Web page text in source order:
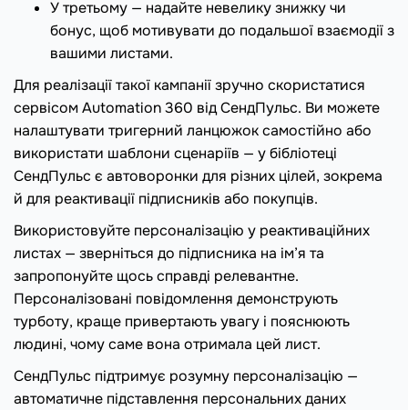
У третьому — надайте невелику знижку чи
бонус, щоб мотивувати до подальшої взаємодії з
вашими листами.
Для реалізації такої кампанії зручно скористатися
сервісом Automation 360 від СендПульс. Ви можете
налаштувати тригерний ланцюжок самостійно або
використати шаблони сценаріїв — у бібліотеці
СендПульс є автоворонки для різних цілей, зокрема
й для реактивації підписників або покупців.
Використовуйте персоналізацію у реактиваційних
листах — зверніться до підписника на ім’я та
запропонуйте щось справді релевантне.
Персоналізовані повідомлення демонструють
турботу, краще привертають увагу і пояснюють
людині, чому саме вона отримала цей лист.
СендПульс підтримує розумну персоналізацію —
автоматичне підставлення персональних даних